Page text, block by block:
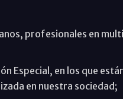
profesionales en
Especial, en los que
en nuestra sociedad;